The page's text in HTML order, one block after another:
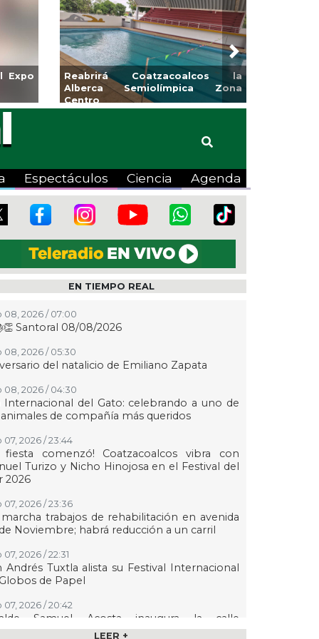
para la
Emprendedores de Xalapa
exponen en Mercadito
Bicentenario
Next
Espectáculos Ciencia Agenda
EN TIEMPO REAL
08, 2026 / 07:00
Santoral 08/08/2026
08, 2026 / 05:30
del natalicio de Emiliano Zapata
08, 2026 / 04:30
Internacional del Gato: celebrando a uno de
animales de compañía más queridos
07, 2026 / 23:44
fiesta comenzó! Coatzacoalcos vibra con
Turizo y Nicho Hinojosa en el Festival del
2026
07, 2026 / 23:36
trabajos de rehabilitación en avenida
Noviembre; habrá reducción a un carril
2026 / 22:31
Andrés Tuxtla alista su Festival Internacional
de Papel
07, 2026 / 20:42
Samuel Acosta inaugura la calle
en El TejarLEER +